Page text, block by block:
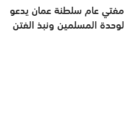
مفتي عام سلطنة عمان يدعو
لوحدة المسلمين ونبذ الفتن